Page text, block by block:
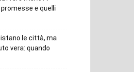
e quelli
le città, ma
vera: quando